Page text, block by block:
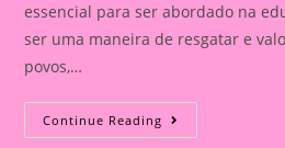
essencial para ser abordado na
ser uma maneira de resgatar e
povos,…
Continue Reading Atividade
Com